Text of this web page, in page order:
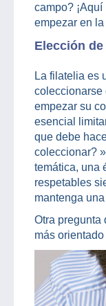
campo?
empezar en
Elección
La filatelia es
coleccionarse
empezar su
esencial
que debe
coleccionar?
temática, una
respetables
mantenga
Otra pregunta
más